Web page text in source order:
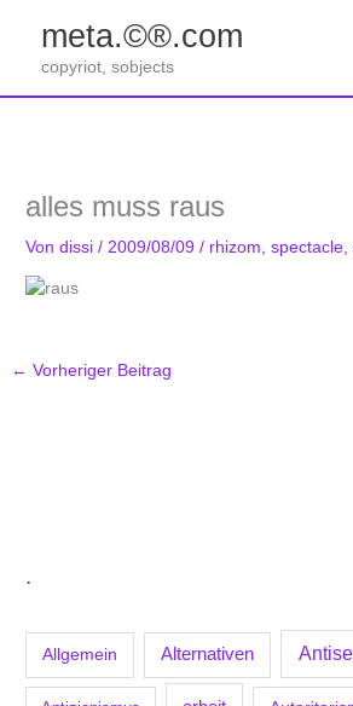
springen
meta.©®.com
copyriot, sobjects
.
Allgemein Alternativen
alles muss raus
Vondissi/ 2009/08/09/ rhizom ,spectacle ,
← Vorheriger Beitrag